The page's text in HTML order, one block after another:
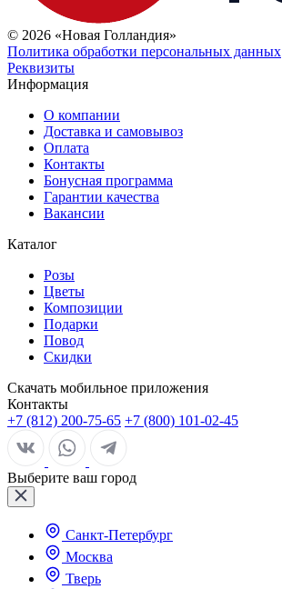
© 2026 «Новая Голландия»
Политика обработки персональных данных
Реквизиты
Информация
О компании
Доставка и самовывоз
Оплата
Контакты
Бонусная программа
Гарантии качества
Вакансии
Каталог
Розы
Цветы
Композиции
Подарки
Повод
Скидки
Скачать мобильное приложения
Контакты
+7 (812) 200-75-65 +7 (800) 101-02-45
Выберите ваш город
Санкт-Петербург
Москва
Тверь